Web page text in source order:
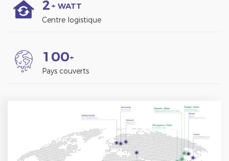
2 + WATT
Centre logistique
1 00+
Pays couverts